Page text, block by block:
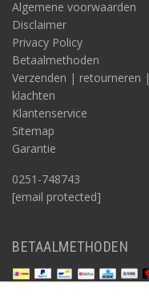
Algemene voorwaarden
Disclaimer
Privacy Policy
Betaalmethoden
Verzenden | retourneren |
klachten
Klantenservice
Sitemap
Garantie
0251-748743
[email protected]
BETAALMETHODEN